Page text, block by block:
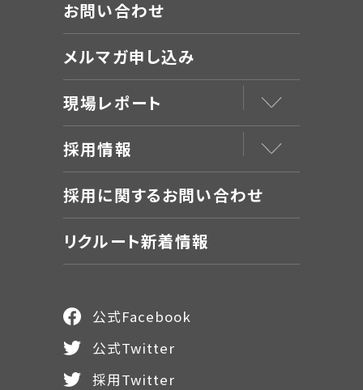
お問い合わせ
メルマガ申し込み
現場レポート
採用情報
採用に関するお問い合わせ
リクルート新着情報
公式Facebook
公式Twitter
採用Twitter